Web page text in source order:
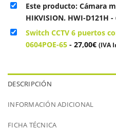
Este producto: Cámara
HIKVISION. HWI-D121H -
Switch CCTV 6 puertos
0604POE-65 - 27,00€ (IVA
DESCRIPCIÓN
INFORMACIÓN ADICIONAL
FICHA TÉCNICA